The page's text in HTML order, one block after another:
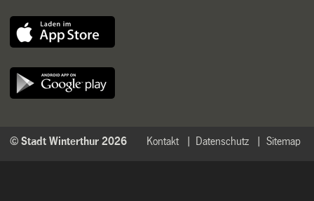
Sitemap
Datenschutz
Kontakt
© Stadt Winterthur 2026